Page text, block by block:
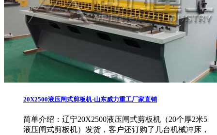
20X2500液压闸式剪板机-山东威力重工厂家直销
简单介绍： 辽宁20X2500液压闸式剪板机（20个厚2米5
液压闸式剪板机）发货，客户还订购了几台机械冲床，